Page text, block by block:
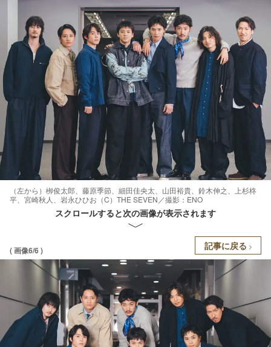
（左から）栁俊太郎、藤原季節、細田佳央太、山田裕貴、鈴木伸之、上杉柊
平、宮崎秋人、岩永ひひお（C）THE SEVEN／撮影：ENO
スクロールすると次の画像が表示されます
( 画像6/6 ) 記事に戻る